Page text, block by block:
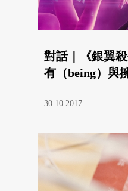
對話｜《銀翼
有（being）與
30.10.2017